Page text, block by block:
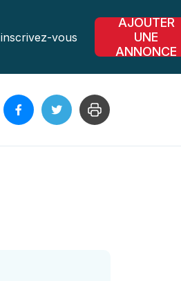
inscrivez-vous
AJOUTER
UNE
ANNONCE